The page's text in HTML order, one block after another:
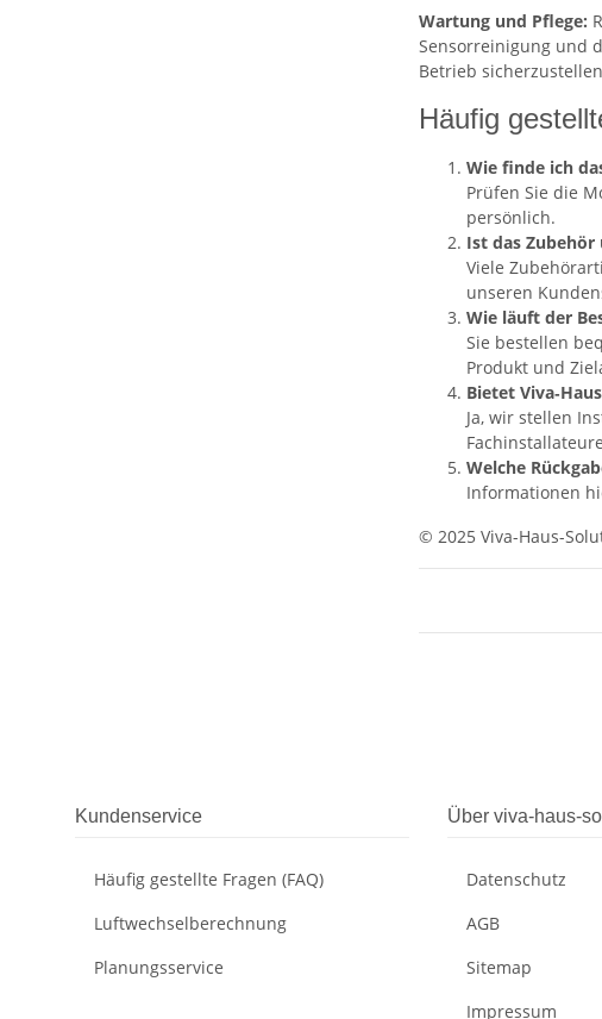
Wartung und Pflege:
Sensorreinigung und
Betrieb
Häufig
Wie finde ich
Prüfen Sie die
persönlich.
Ist das Zubehör
Viele
unseren
Wie läuft der
Sie bestellen
Produkt und
Bietet
Ja, wir stellen
Welche
Informationen
© 2025 Viva-Haus-
Kundenservice
Häufig gestellte Fragen (FAQ)
Luftwechselberechnung
Planungsservice
Über viva-haus-
Datenschutz
AGB
Sitemap
Impressum